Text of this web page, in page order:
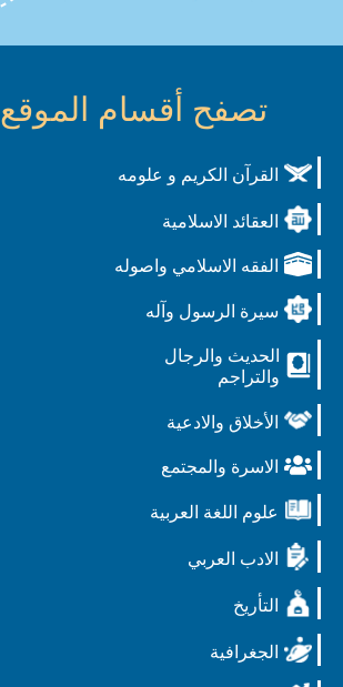
تصفح أقسام الموقع
القرآن الكريم و علومه
العقائد الاسلامية
الفقه الاسلامي واصوله
سيرة الرسول وآله
الحديث والرجال
والتراجم
الأخلاق والادعية
الاسرة والمجتمع
علوم اللغة العربية
الادب العربي
التأريخ
الجغرافية